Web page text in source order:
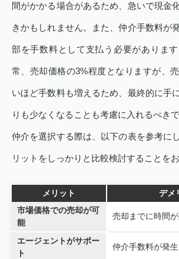
間がかかる場合があるため、急いで現金
きかもしれません。また、仲介手数料が
部を手数料として支払う必要がありま
常、売却価格の3%程度となりますが、
いほど手数料も増えるため、最終的に手
りも少なくなることも考慮に入れるべきで
仲介を選択する際は、以下の表を参考に
リットをしっかりと比較検討することをお
メリット
デメ
市場価格での売却が可
能
売却までに時間
エージェントがサポー
ト
仲介手数料が発生